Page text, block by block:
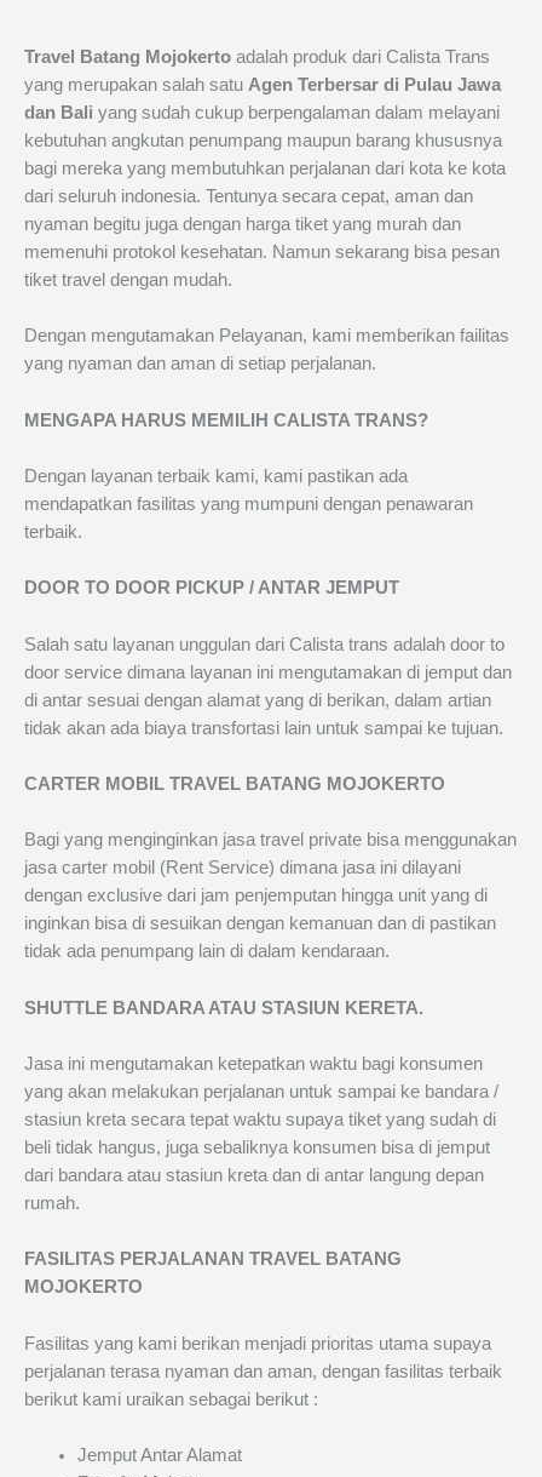
Travel Batang Mojokerto adalah produk dari Calista Trans
yang merupakan salah satu Agen Terbersar di Pulau Jawa
dan Bali yang sudah cukup berpengalaman dalam melayani
kebutuhan angkutan penumpang maupun barang khususnya
bagi mereka yang membutuhkan perjalanan dari kota ke kota
dari seluruh indonesia. Tentunya secara cepat, aman dan
nyaman begitu juga dengan harga tiket yang murah dan
memenuhi protokol kesehatan. Namun sekarang bisa pesan
tiket travel dengan mudah.
Dengan mengutamakan Pelayanan, kami memberikan failitas
yang nyaman dan aman di setiap perjalanan.
MENGAPA HARUS MEMILIH CALISTA TRANS?
Dengan layanan terbaik kami, kami pastikan ada
mendapatkan fasilitas yang mumpuni dengan penawaran
terbaik.
DOOR TO DOOR PICKUP / ANTAR JEMPUT
Salah satu layanan unggulan dari Calista trans adalah door to
door service dimana layanan ini mengutamakan di jemput dan
di antar sesuai dengan alamat yang di berikan, dalam artian
tidak akan ada biaya transfortasi lain untuk sampai ke tujuan.
CARTER MOBIL TRAVEL BATANG MOJOKERTO
Bagi yang menginginkan jasa travel private bisa menggunakan
jasa carter mobil (Rent Service) dimana jasa ini dilayani
dengan exclusive dari jam penjemputan hingga unit yang di
inginkan bisa di sesuikan dengan kemanuan dan di pastikan
tidak ada penumpang lain di dalam kendaraan.
SHUTTLE BANDARA ATAU STASIUN KERETA.
Jasa ini mengutamakan ketepatkan waktu bagi konsumen
yang akan melakukan perjalanan untuk sampai ke bandara /
stasiun kreta secara tepat waktu supaya tiket yang sudah di
beli tidak hangus, juga sebaliknya konsumen bisa di jemput
dari bandara atau stasiun kreta dan di antar langung depan
rumah.
FASILITAS PERJALANAN TRAVEL BATANG
MOJOKERTO
Fasilitas yang kami berikan menjadi prioritas utama supaya
perjalanan terasa nyaman dan aman, dengan fasilitas terbaik
berikut kami uraikan sebagai berikut :
Jemput Antar Alamat